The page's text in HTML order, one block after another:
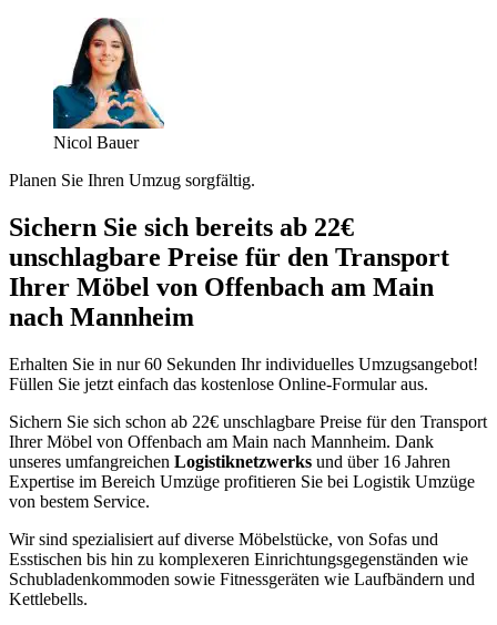
Nicol Bauer
Planen Sie Ihren Umzug sorgfältig.
Sichern Sie sich bereits ab 22€
unschlagbare Preise für den Transport
Ihrer Möbel von Offenbach am Main
nach Mannheim
Erhalten Sie in nur 60 Sekunden Ihr individuelles Umzugsangebot!
Füllen Sie jetzt einfach das kostenlose Online-Formular aus.
Sichern Sie sich schon ab 22€ unschlagbare Preise für den Transport
Ihrer Möbel von Offenbach am Main nach Mannheim. Dank
unseres umfangreichen Logistiknetzwerks und über 16 Jahren
Expertise im Bereich Umzüge profitieren Sie bei Logistik Umzüge
von bestem Service.
Wir sind spezialisiert auf diverse Möbelstücke, von Sofas und
Esstischen bis hin zu komplexeren Einrichtungsgegenständen wie
Schubladenkommoden sowie Fitnessgeräten wie Laufbändern und
Kettlebells.